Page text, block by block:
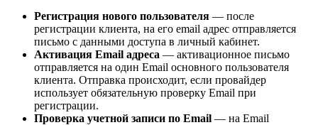
Регистрация нового пользователя — после
регистрации клиента, на его email адрес отправляется
письмо с данными доступа в личный кабинет.
Активация Email адреса — активационное письмо
отправляется на один Email основного пользователя
клиента. Отправка происходит, если провайдер
использует обязательную проверку Email при
регистрации.
Проверка учетной записи по Email — на Email